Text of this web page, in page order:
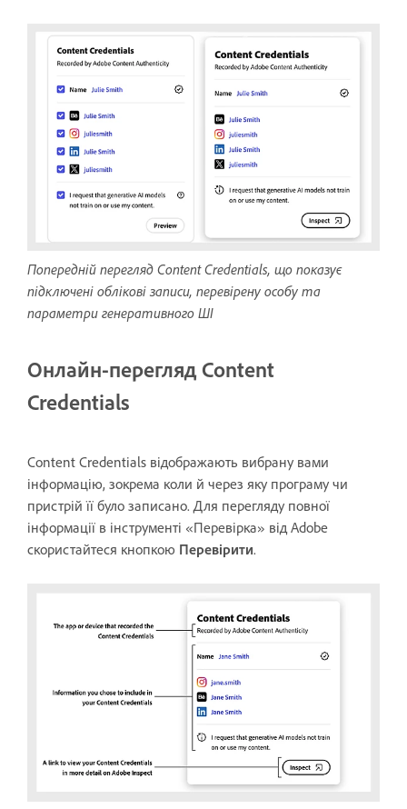
Попередній перегляд Content Credentials, що показує
підключені облікові записи, перевірену особу та
параметри генеративного ШІ
Онлайн-перегляд Content
Credentials
Content Credentials відображають вибрану вами
інформацію, зокрема коли й через яку програму чи
пристрій її було записано. Для перегляду повної
інформації в інструменті «Перевірка» від Adobe
скористайтеся кнопкою Перевірити.